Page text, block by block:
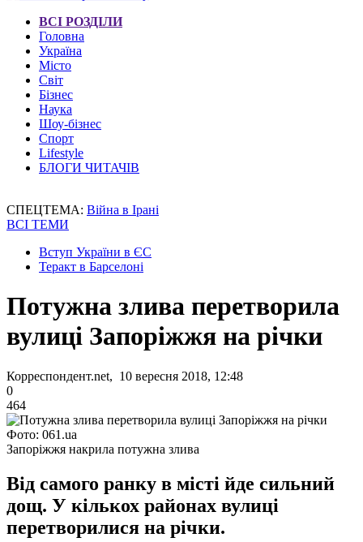
ВСІ РОЗДІЛИ
Головна
Україна
Місто
Світ
Бізнес
Наука
Шоу-бізнес
Спорт
Lifestyle
БЛОГИ ЧИТАЧІВ
СПЕЦТЕМА: Війна в Ірані
ВСІ ТЕМИ
Вступ України в ЄС
Теракт в Барселоні
Потужна злива перетворила
вулиці Запоріжжя на річки
Корреспондент.net, 10 вересня 2018, 12:48
0
464
Фото: 061.ua
Запоріжжя накрила потужна злива
Від самого ранку в місті йде сильний
дощ. У кількох районах вулиці
перетворилися на річки.